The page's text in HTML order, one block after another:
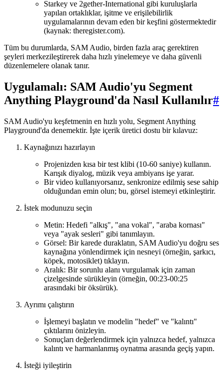
Starkey ve 2gether-International gibi kuruluşlarla
yapılan ortaklıklar, işitme ve erişilebilirlik
uygulamalarının devam eden bir keşfini göstermektedir
(kaynak: theregister.com).
Tüm bu durumlarda, SAM Audio, birden fazla araç gerektiren
şeyleri merkezileştirerek daha hızlı yinelemeye ve daha güvenli
düzenlemelere olanak tanır.
Uygulamalı: SAM Audio'yu Segment
Anything Playground'da Nasıl Kullanılır#
SAM Audio'yu keşfetmenin en hızlı yolu, Segment Anything
Playground'da denemektir. İşte içerik üretici dostu bir kılavuz:
Kaynağınızı hazırlayın
Projenizden kısa bir test klibi (10-60 saniye) kullanın.
Karışık diyalog, müzik veya ambiyans işe yarar.
Bir video kullanıyorsanız, senkronize edilmiş sese sahip
olduğundan emin olun; bu, görsel istemeyi etkinleştirir.
İstek modunuzu seçin
Metin: Hedefi "alkış", "ana vokal", "araba kornası"
veya "ayak sesleri" gibi tanımlayın.
Görsel: Bir karede duraklatın, SAM Audio'yu doğru ses
kaynağına yönlendirmek için nesneyi (örneğin, şarkıcı,
köpek, motosiklet) tıklayın.
Aralık: Bir sorunlu alanı vurgulamak için zaman
çizelgesinde sürükleyin (örneğin, 00:23-00:25
arasındaki bir öksürük).
Ayrımı çalıştırın
İşlemeyi başlatın ve modelin "hedef" ve "kalıntı"
çıktılarını önizleyin.
Sonuçları değerlendirmek için yalnızca hedef, yalnızca
kalıntı ve harmanlanmış oynatma arasında geçiş yapın.
İsteği iyileştirin